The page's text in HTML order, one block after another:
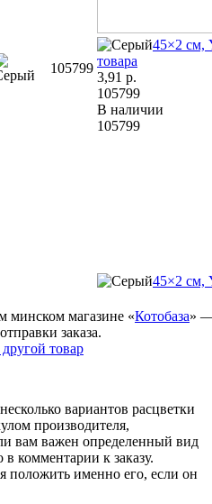
105799
45×2 см,
товара
3,91 р.
105799
В наличии
105799
45×2 см,
минском магазине «Котобаза» —
заказа.
товар
вариантов расцветки
производителя,
вам важен определенный вид
комментарии к заказу.
положить именно его, если он